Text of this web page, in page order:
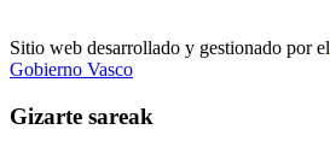
Sitio web desarrollado y gestionado por el
Gobierno Vasco
Gizarte sareak